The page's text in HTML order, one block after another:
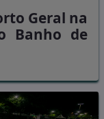
Geral na
Banho de